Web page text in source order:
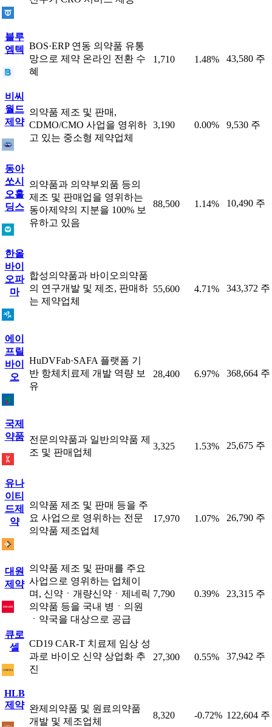
블루
엠텍
BOS·ERP 연동 의약품 유통
망으로 제약 온라인 전환 수
혜
1,710 1.48% 43,580 주
비씨
월드
제약
의약품 제조 및 판매,
CDMO/CMO 사업을 영위하
고 있는 중소형 제약업체
3,190 0.00% 9,530 주
동아
쏘시
오홀
딩스
의약품과 의약부외품 등의
제조 및 판매업을 영위하는
동아제약의 지분을 100% 보
유하고 있음
88,500 1.14% 10,490 주
한올
바이
오파
마
합성의약품과 바이오의약품
의 연구개발 및 제조, 판매하
는 제약업체
55,600 4.71% 343,372 주
에이
프릴
바이
오
HuDVFab·SAFA 플랫폼 기
반 항체치료제 개발 역량 보
유
28,400 6.97% 368,664 주
국제
약품 전문의약품과 일반의약품 제
조 및 판매업체
3,325 1.53% 25,675 주
유나
이티
드제
약
의약품 제조 및 판매 등을 주
요 사업으로 영위하는 전문
의약품 제조업체
17,970 1.07% 26,790 주
대원
제약
의약품 제조 및 판매를 주요
사업으로 영위하는 업체이
며, 신약ㆍ개량신약ㆍ제네릭
의약품 등을 국내 병ㆍ의원
ㆍ약국을 대상으로 공급
7,790 0.39% 23,315 주
큐로
셀
CD19 CAR-T 치료제 임상 성
과로 바이오 신약 상업화 추
진
27,300 0.55% 37,942 주
HLB
제약 완제의약품 및 원료의약품
개발 및 제조업체
8,320 -0.72% 122,604 주